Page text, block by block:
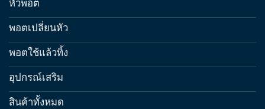
หัวพอต
พอตเปลี่ยนหัว
พอตใช้แล้วทิ้ง
อุปกรณ์เสริม
สินค้าทั้งหมด